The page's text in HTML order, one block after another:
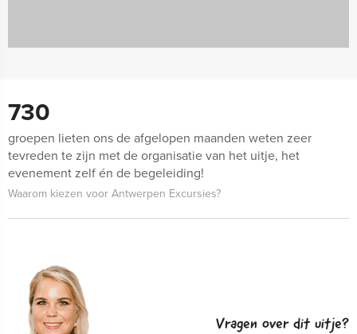
730
groepen lieten ons de afgelopen maanden weten zeer
tevreden te zijn met de organisatie van het uitje, het
evenement zelf én de begeleiding!
Waarom kiezen voor Antwerpen Excursies?
Vragen over dit uitje?